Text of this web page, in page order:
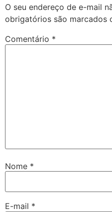
O seu endereço de e-mail
obrigatórios são marcados
Comentário *
Nome *
E-mail *